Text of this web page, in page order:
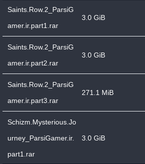
Saints.Row.2_ParsiG
amer.ir.part1.rar
3.0 GiB
Saints.Row.2_ParsiG
amer.ir.part2.rar
3.0 GiB
Saints.Row.2_ParsiG
amer.ir.part3.rar
271.1 MiB
Schizm.Mysterious.Jo
urney_ParsiGamer.ir.
part1.rar
3.0 GiB